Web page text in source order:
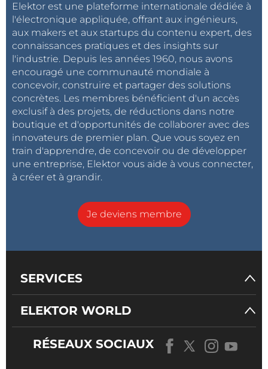
Elektor est une plateforme internationale dédiée à
l'électronique appliquée, offrant aux ingénieurs,
aux makers et aux startups du contenu expert, des
connaissances pratiques et des insights sur
l'industrie. Depuis les années 1960, nous avons
encouragé une communauté mondiale à
concevoir, construire et partager des solutions
concrètes. Les membres bénéficient d'un accès
exclusif à des projets, de réductions dans notre
boutique et d'opportunités de collaborer avec des
innovateurs de premier plan. Que vous soyez en
train d'apprendre, de concevoir ou de développer
une entreprise, Elektor vous aide à vous connecter,
à créer et à grandir.
Je deviens membre
SERVICES
ELEKTOR WORLD
RÉSEAUX SOCIAUX